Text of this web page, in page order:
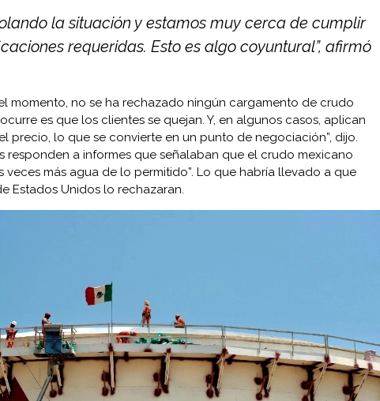
la situación y estamos muy cerca de cumplir
requeridas. Esto es algo coyuntural”, afirmó
momento, no se ha rechazado ningún cargamento de crudo
es que los clientes se quejan. Y, en algunos casos, aplican
precio, lo que se convierte en un punto de negociación”, dijo.
responden a informes que señalaban que el crudo mexicano
veces más agua de lo permitido”. Lo que habría llevado a que
Estados Unidos lo rechazaran.